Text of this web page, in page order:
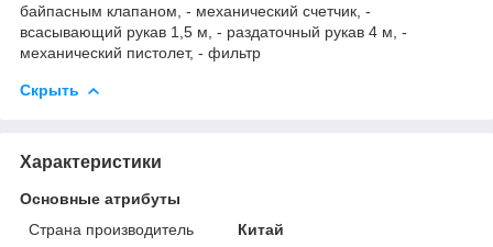
байпасным клапаном, - механический счетчик, -
всасывающий рукав 1,5 м, - раздаточный рукав 4 м, -
механический пистолет, - фильтр
Скрыть
Характеристики
Основные атрибуты
Страна производитель
Китай